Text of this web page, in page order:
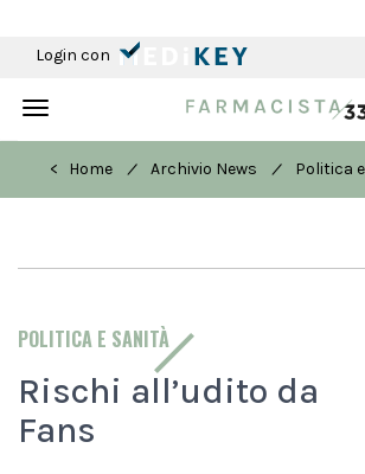
Login con
Toggle
< Home
/ Archivio News / Politica
POLITICA E SANITÀ
Rischi all’udito da
Fans